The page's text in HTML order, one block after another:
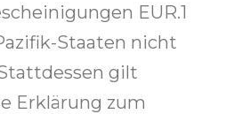
EUR.1
Staaten nicht
gilt
Erklärung zum